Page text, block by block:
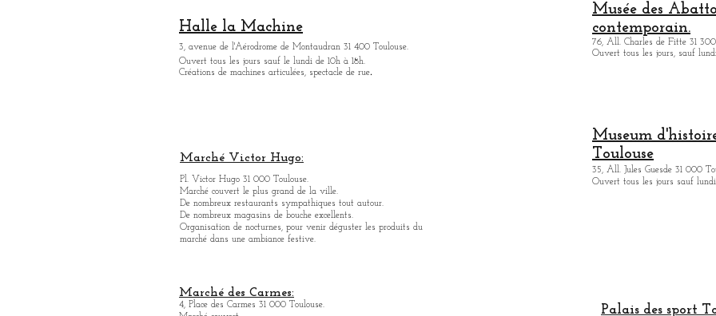
Halle la Machine
3, avenue de l'Aérodrome de Montaudran 31 400 Toulouse.
Ouvert tous les jours sauf le lundi de 10h à 18h.
Créations de machines articulées, spectacle de rue.
Marché Victor Hugo:
Pl. Victor Hugo 31 000 Toulouse.
Marché couvert le plus grand de la ville.
De nombreux restaurants sympathiques tout autour.
De nombreux magasins de bouche excellents.
Organisation de nocturnes, pour venir déguster les produits du
marché dans une ambiance festive.
Marché des Carmes:
4, Place des Carmes 31 000 Toulouse.
Musée des
contemporain.
76, All. Charles de Fitte 31 300
Ouvert tous les jours, sauf
Museum
Toulouse
35, All. Jules Guesde 31 000
Ouvert tous les jours sauf lundi
Palais des sport